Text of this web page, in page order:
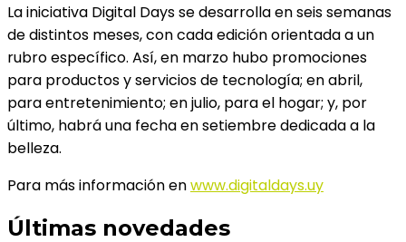
La iniciativa Digital Days se desarrolla en seis semanas
de distintos meses, con cada edición orientada a un
rubro específico. Así, en marzo hubo promociones
para productos y servicios de tecnología; en abril,
para entretenimiento; en julio, para el hogar; y, por
último, habrá una fecha en setiembre dedicada a la
belleza.
Para más información enwww.digitaldays.uy
Últimas novedades